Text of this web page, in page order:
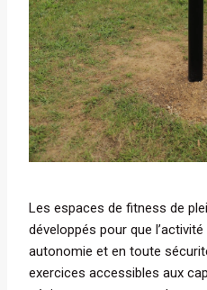
Les espaces de fitness de
développés pour que
autonomie et en toute
exercices accessibles aux